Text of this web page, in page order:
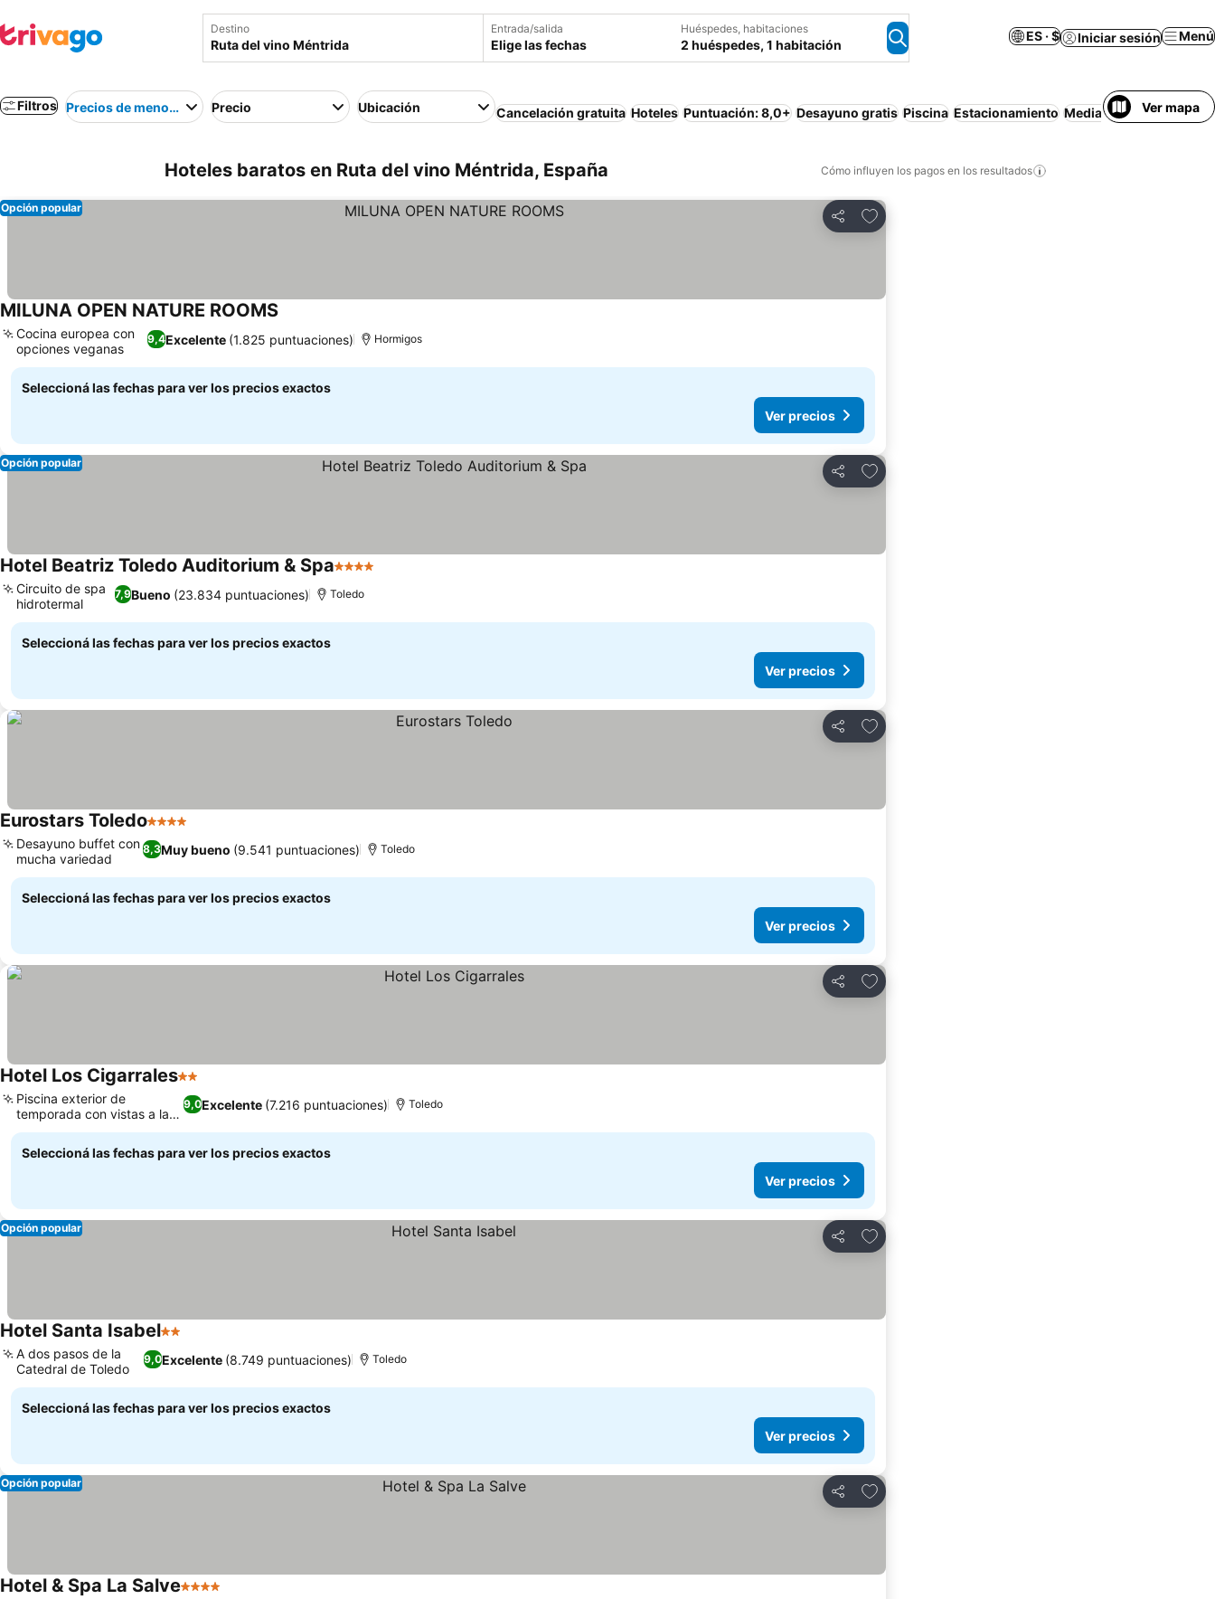
Destino Entrada/salida
Elige las fechas
Huéspedes, habitaciones
2 huéspedes, 1 habitación
ES · $ Iniciar sesión Menú
Filtros Precios de menor a mayorPrecio Ubicación Cancelación gratuita Hoteles Puntuación: 8,0+ Desayuno gratis Piscina Estacionamiento Media pensiónVer mapa
Hoteles baratos en Ruta del vino Méntrida, España Cómo influyen los pagos en los resultados
Compartir
Añadir a favoritos
Opción popular
MILUNA OPEN NATURE ROOMS
9,4Excelente (1.825 puntuaciones)
Cocina europea con
opciones veganas
Hormigos
Seleccioná las fechas para ver los precios exactos
Ver precios
Compartir
Añadir a favoritos
Opción popular
Hotel Beatriz Toledo Auditorium & Spa4 Estrellas
7,9Bueno (23.834 puntuaciones)
Circuito de spa
hidrotermal
Toledo
Seleccioná las fechas para ver los precios exactos
Ver precios
Compartir
Añadir a favoritos
Eurostars Toledo4 Estrellas
8,3Muy bueno (9.541 puntuaciones)
Desayuno buffet con
mucha variedad
Toledo
Seleccioná las fechas para ver los precios exactos
Ver precios
Compartir
Añadir a favoritos
Hotel Los Cigarrales2 Estrellas
9,0Excelente (7.216 puntuaciones)
Piscina exterior de
temporada con vistas a la
ciudad
Toledo
Seleccioná las fechas para ver los precios exactos
Ver precios
Compartir
Añadir a favoritos
Opción popular
Hotel Santa Isabel2 Estrellas
9,0Excelente (8.749 puntuaciones)
A dos pasos de la
Catedral de Toledo
Toledo
Seleccioná las fechas para ver los precios exactos
Ver precios
Compartir
Añadir a favoritos
Opción popular
Hotel & Spa La Salve4 Estrellas